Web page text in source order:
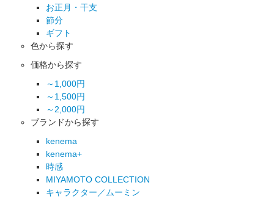
お正月・干支
節分
ギフト
色から探す
価格から探す
～1,000円
～1,500円
～2,000円
ブランドから探す
kenema
kenema+
時感
MIYAMOTO COLLECTION
キャラクター／ムーミン